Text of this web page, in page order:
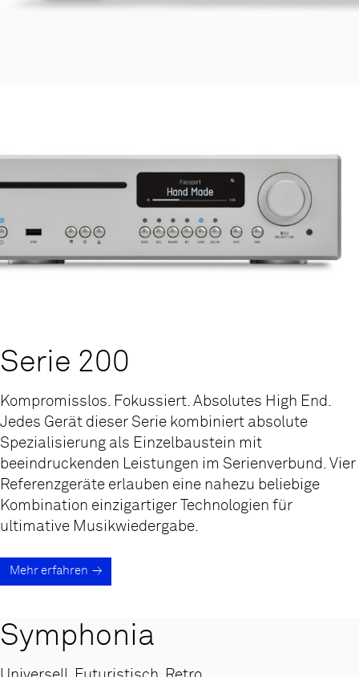
Serie 200
Kompromisslos. Fokussiert. Absolutes High End.
Jedes Gerät dieser Serie kombiniert absolute
Spezialisierung als Einzelbaustein mit
beeindruckenden Leistungen im Serienverbund. Vier
Referenzgeräte erlauben eine nahezu beliebige
Kombination einzigartiger Technologien für
ultimative Musikwiedergabe.
Mehr erfahren
Symphonia